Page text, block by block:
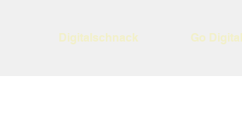
Digitalschnack Go Digital